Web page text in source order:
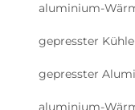
aluminium-
gepresster
gepresster
aluminium-